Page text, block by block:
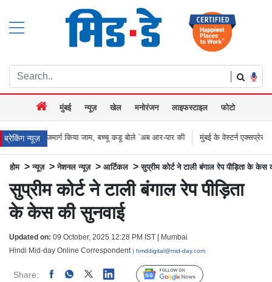
|
मुंबई न्यूज़ खेल मनोरंजन लाइफस्टाइल फोटो
ब्रेकिंग न्यूज़
जाम, बच्चू कडू बोले `अब आर-पार की मुंबई के वेस्टर्न एक्सप्रेस हाईवे पर वनराई पुलिस की
होम >न्यूज़ >नेशनल न्यूज़ > आर्टिकल >सुप्रीम कोर्ट ने टाली बंगाल रेप पीड़िता के केस
सुप्रीम कोर्ट ने टाली बंगाल रेप पीड़िता
के केस की सुनवाई
Updated on: 09 October, 2025 12:28 PM IST | Mumbai
Hindi Mid-day Online Correspondent | hmddigital@mid-day.com
Share: Linked Follow Us